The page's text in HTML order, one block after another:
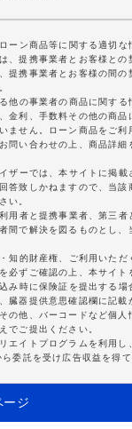
ーン商品等に関する適切な
、提携事業者とお客様との
提携事業者とお客様の間の
他の事業者の商品に関する
金利、手数料その他の商品
ません。ローン商品をご利
問い合わせの上、商品詳細
ザーでは、本サイトに掲載
答致しかねますので、当該
い。
用者と提携事業者、第三者
間で解決を図るものとし、
知的財産権、ご利用いただ
必ずご確認の上、本サイト
み時に保険証を提出する場
臓器提供意思確認欄に記載
の他、バーコードなど個人
でご提出ください。
エイトプログラムを利用し
委託を受け広告収益を得て
ージ